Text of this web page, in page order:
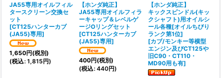
JA55専用オイルフィル
タースクリーン交換セ
ット
[CT125ハンターカブ
(JA55)専用]
1,650円(税別)
(税込: 1,815円)
【ホンダ純正】
JA55専用オイルフィラ
ーキャップ＆レベルゲ
ージOリングセット
[CT125ハンターカブ
(JA55)専用]
400円(税別)
(税込: 440円)
【ホンダ純正】
キックスピンドル(キッ
クシャフト)用オイルシ
ール各種[オイルちびり
ランク第1位]
[カブ/モンキー等横型
エンジン及びCT125や
旧C90・CT110・
MD90用も有]